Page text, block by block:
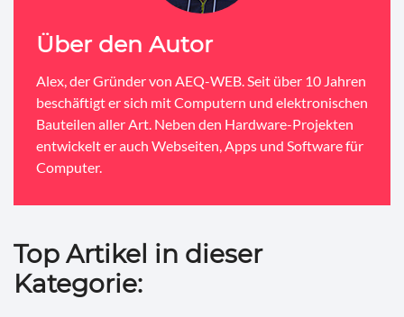
Über den Autor
Alex, der Gründer von AEQ-WEB. Seit über 10 Jahren
beschäftigt er sich mit Computern und elektronischen
Bauteilen aller Art. Neben den Hardware-Projekten
entwickelt er auch Webseiten, Apps und Software für
Computer.
Top Artikel in dieser
Kategorie: